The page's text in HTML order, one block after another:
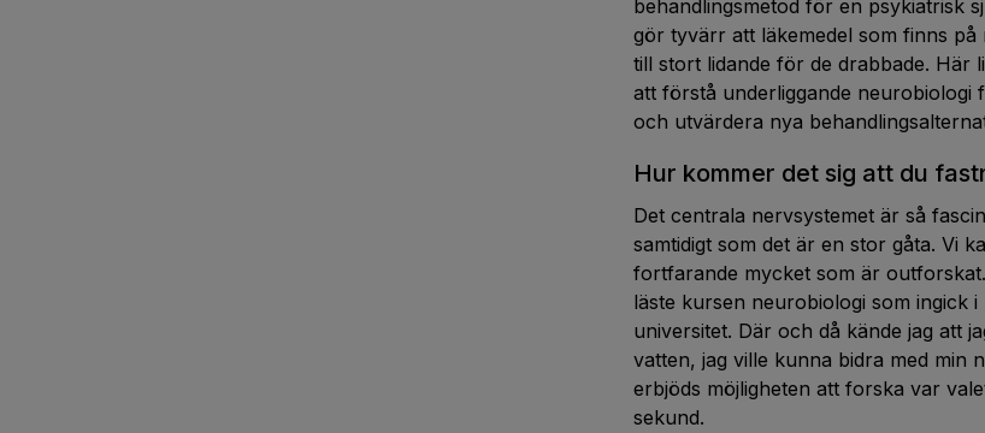
behandlingsmetod för en psykiatrisk
gör tyvärr att läkemedel som finns
till stort lidande för de drabbade. Här
att förstå underliggande neurobiologi
och utvärdera nya
Hur kommer det sig att du
Det centrala nervsystemet är så
samtidigt som det är en stor gåta. Vi
fortfarande mycket som är
läste kursen neurobiologi som ingick
universitet. Där och då kände jag att
vatten, jag ville kunna bidra med min
erbjöds möjligheten att forska var
sekund.